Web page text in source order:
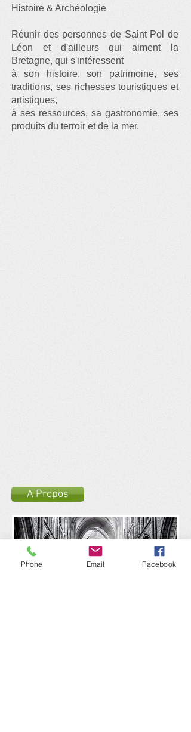
Histoire & Archéologie
Réunir des personnes de Saint Pol de
Léon et d'ailleurs qui aiment la
Bretagne, qui s'intéressent
à son histoire, son patrimoine, ses
traditions, ses richesses touristiques et
artistiques,
à ses ressources, sa gastronomie, ses
produits du terroir et de la mer.
A Propos
Phone Email Facebook